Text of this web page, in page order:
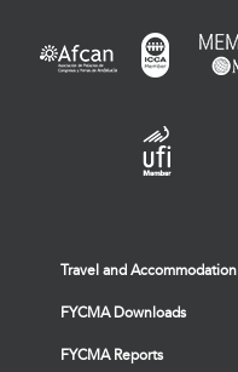
Travel and Accommodation
FYCMA Downloads
FYCMA Reports